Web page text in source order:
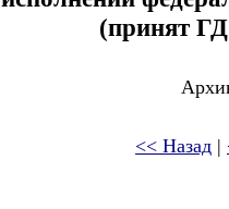
(принят
<< Назад |